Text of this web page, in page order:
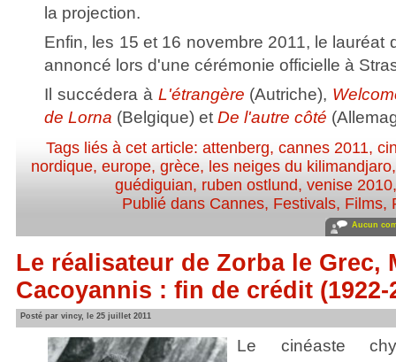
la projection.
Enfin, les 15 et 16 novembre 2011, le lauréat
annoncé lors d'une cérémonie officielle à
Il succédera à L'étrangère (Autriche),
de Lorna (Belgique) et De l'autre côté
Tags liés à cet article: attenberg, cannes 2011,
nordique,europe,grèce, les neiges du kilimandjaro
guédiguian, ruben ostlund,venise 2010
Publié dans Cannes, Festivals, Films,
Aucun
Le réalisateur de Zorba le Grec,
Cacoyannis : fin de crédit (1922-
Posté par vincy, le 25 juillet 2011
Le cinéaste